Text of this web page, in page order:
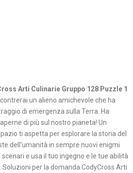
Arti Culinarie Gruppo 128 Puzzle 1
un alieno amichevole che ha
di emergenza sulla Terra. Ha
di più sul nostro pianeta! Un
ti aspetta per esplorare la storia del
dell’umanità in sempre nuovi enigmi
e usa il tuo ingegno e le tue abilità
per la domanda CodyCross Arti